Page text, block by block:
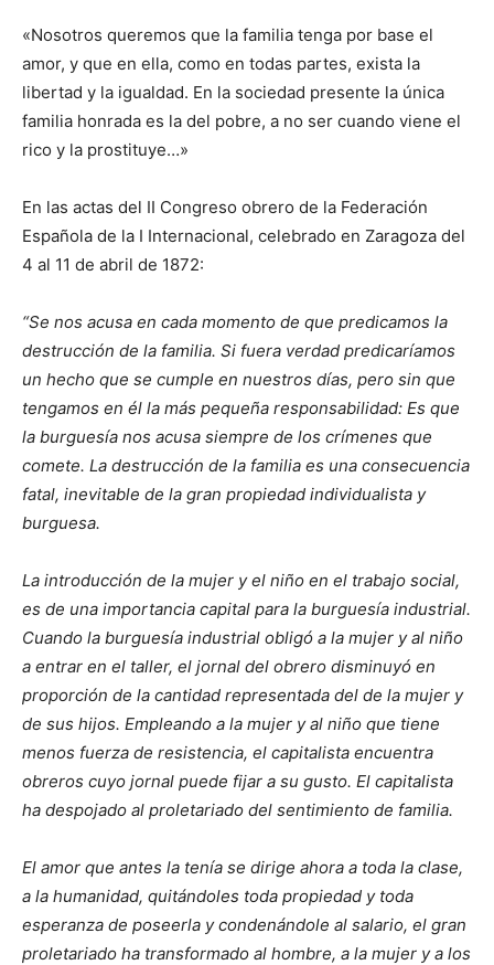
«Nosotros queremos que la familia tenga por base el
amor, y que en ella, como en todas partes, exista la
libertad y la igualdad. En la sociedad presente la única
familia honrada es la del pobre, a no ser cuando viene el
rico y la prostituye…»
En las actas del II Congreso obrero de la Federación
Española de la I Internacional, celebrado en Zaragoza del
4 al 11 de abril de 1872:
“Se nos acusa en cada momento de que predicamos la
destrucción de la familia. Si fuera verdad predicaríamos
un hecho que se cumple en nuestros días, pero sin que
tengamos en él la más pequeña responsabilidad: Es que
la burguesía nos acusa siempre de los crímenes que
comete. La destrucción de la familia es una consecuencia
fatal, inevitable de la gran propiedad individualista y
burguesa.
La introducción de la mujer y el niño en el trabajo social,
es de una importancia capital para la burguesía industrial.
Cuando la burguesía industrial obligó a la mujer y al niño
a entrar en el taller, el jornal del obrero disminuyó en
proporción de la cantidad representada del de la mujer y
de sus hijos. Empleando a la mujer y al niño que tiene
menos fuerza de resistencia, el capitalista encuentra
obreros cuyo jornal puede fijar a su gusto. El capitalista
ha despojado al proletariado del sentimiento de familia.
El amor que antes la tenía se dirige ahora a toda la clase,
a la humanidad, quitándoles toda propiedad y toda
esperanza de poseerla y condenándole al salario, el gran
proletariado ha transformado al hombre, a la mujer y a los